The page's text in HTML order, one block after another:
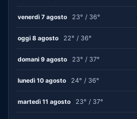
venerdì 7 agosto 23° / 36°
oggi 8 agosto 22° / 36°
domani 9 agosto 23° / 37°
lunedì 10 agosto 24° / 36°
martedì 11 agosto 23° / 37°